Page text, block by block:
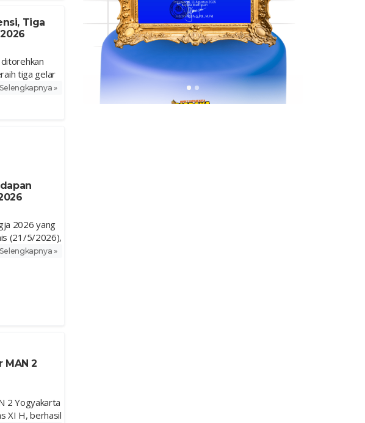
Tiga
tiga gelar
Selengkapnya »
2026 yang
(21/5/2026),
Selengkapnya »
MAN 2
2 Yogyakarta
XI H, berhasil